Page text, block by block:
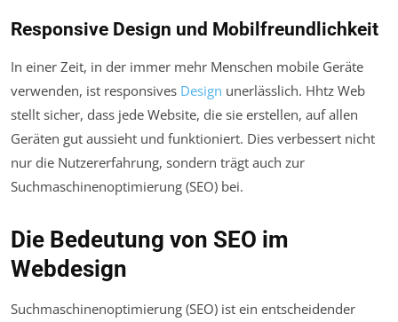
Responsive Design und Mobilfreundlichkeit
In einer Zeit, in der immer mehr Menschen mobile Geräte
verwenden, ist responsives Design unerlässlich. Hhtz Web
stellt sicher, dass jede Website, die sie erstellen, auf allen
Geräten gut aussieht und funktioniert. Dies verbessert nicht
nur die Nutzererfahrung, sondern trägt auch zur
Suchmaschinenoptimierung (SEO) bei.
Die Bedeutung von SEO im
Webdesign
Suchmaschinenoptimierung (SEO) ist ein entscheidender